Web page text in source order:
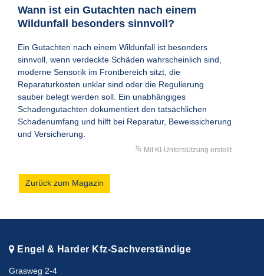
Wann ist ein Gutachten nach einem
Wildunfall besonders sinnvoll?
Ein Gutachten nach einem Wildunfall ist besonders
sinnvoll, wenn verdeckte Schäden wahrscheinlich sind,
moderne Sensorik im Frontbereich sitzt, die
Reparaturkosten unklar sind oder die Regulierung
sauber belegt werden soll. Ein unabhängiges
Schadengutachten dokumentiert den tatsächlichen
Schadenumfang und hilft bei Reparatur, Beweissicherung
und Versicherung.
Mit KI-Unterstützung erstellt
Zurück zum Magazin
Engel & Harder Kfz-Sachverständige
Grasweg 2-4